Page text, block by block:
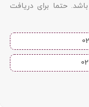
حتما برای دریافت